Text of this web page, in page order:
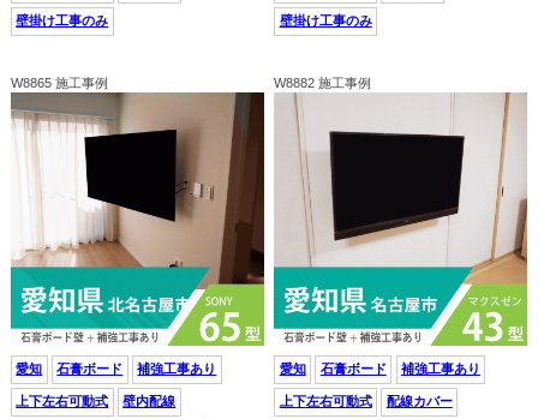
壁掛け工事のみ 壁掛け工事のみ
W8865 施工事例
愛知 石膏ボード 補強工事あり
上下左右可動式 壁内配線
W8882 施工事例
愛知 石膏ボード 補強工事あり
上下左右可動式 配線カバー